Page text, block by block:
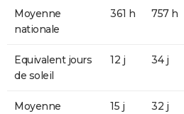
Moyenne
nationale
361 h 757 h
Equivalent jours
de soleil
12 j 34 j
Moyenne
15 j 32 j